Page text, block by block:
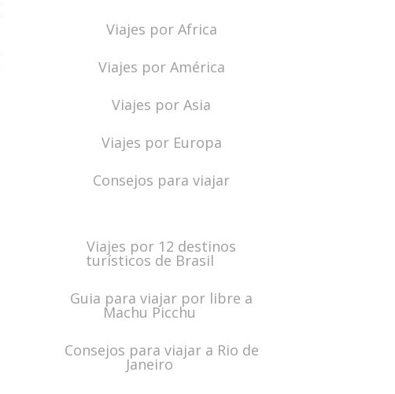
Viajes por Africa
Viajes por América
Viajes por Asia
Viajes por Europa
Consejos para viajar
Viajes por 12 destinos
turísticos de Brasil
Guia para viajar por libre a
Machu Picchu
Consejos para viajar a Rio de
Janeiro